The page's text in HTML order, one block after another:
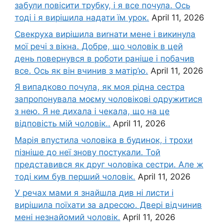
забули повісити трубку, і я все почула. Ось
тоді і я вирішила надати їм урок. April 11, 2026
Свекруха вирішила виrнати мене і викинула
мої речі з вікна. Добре, що чоловік в цей
день повернувся в роботи раніше і побачив
все. Ось як він вчинив з матір’ю. April 11, 2026
Я випадково почула, як моя рідна сестра
запропонувала моєму чоловікові одружитися
з нею. Я не дихала і чекала, що на це
відповість мій чоловік.. April 11, 2026
Марія впустила чоловіка в будинок, і трохи
пізніше до неї знову постукали. Той
представився як друг чоловіка сестри. Але ж
тоді ким був перший чоловік. April 11, 2026
У речах мами я знайшла див ні листи і
вирішила поїхати за адресою. Двері відчинив
мені незнайомий чоловік. April 11, 2026